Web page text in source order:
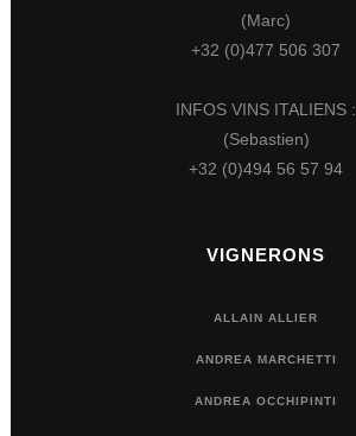
(Marc)
+32 (0)477 506 307
INFOS VINS ITALIENS :
(Sebastien)
+32 (0)494 56 57 94
VIGNERONS
ALLAIN ALLIER
ANDREA MARCHETTI
ANDREA OCCHIPINTI